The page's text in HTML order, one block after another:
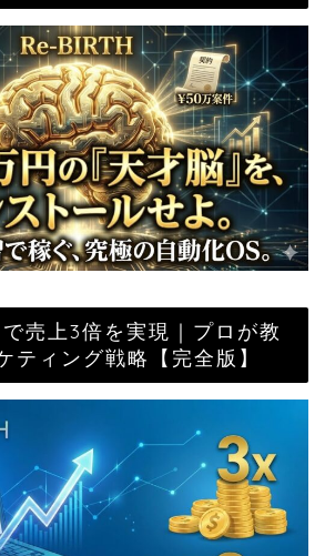
売上3倍を実現｜プロが教
ティング戦略【完全版】